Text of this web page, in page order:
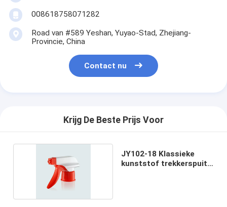
008618758071282
Road van #589 Yeshan, Yuyao-Stad, Zhejiang-
Provincie, China
Contact nu
Krijg De Beste Prijs Voor
JY102-18 Klassieke
kunststof trekkerspuit